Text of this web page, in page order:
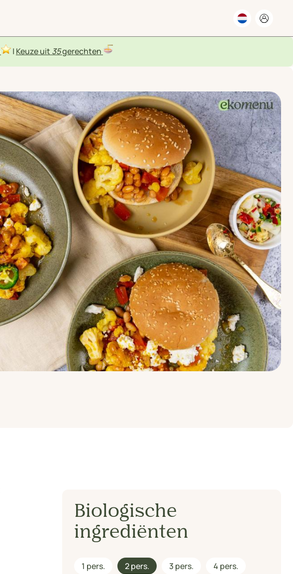
| Keuze uit 35gerechten
Biologische
ingrediënten
1 pers. 2 pers. 3 pers.
4 pers.